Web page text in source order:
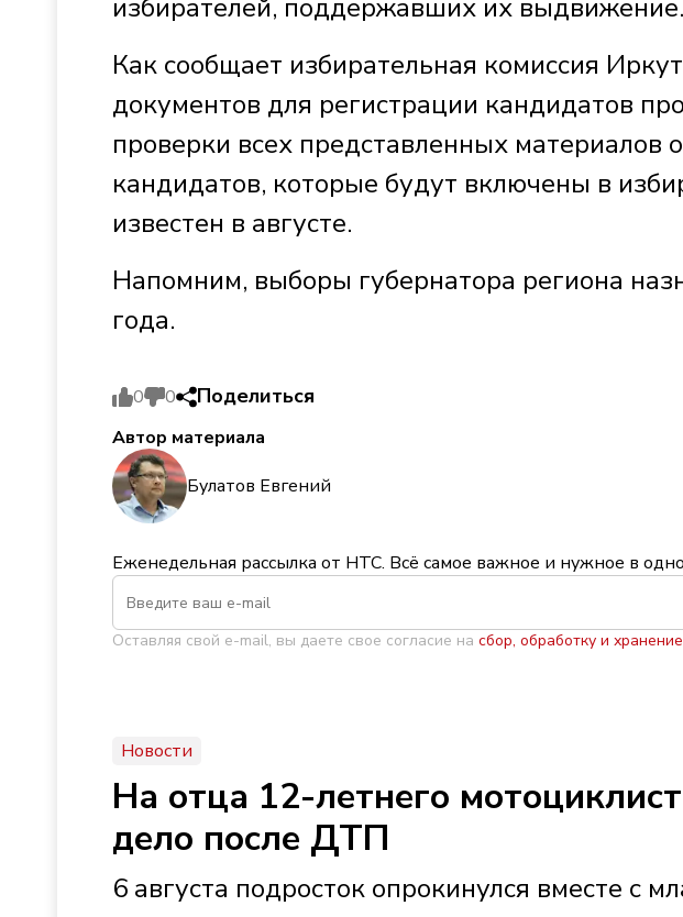
избирателей, поддержавших их выдвижение.
Как сообщает избирательная комиссия
документов для регистрации кандидатов
проверки всех представленных материалов
кандидатов, которые будут включены в
известен в августе.
Напомним, выборы губернатора региона
года.
0 0 Поделиться
Автор материала
Булатов Евгений
Еженедельная рассылка от НТС. Всё самое важное и нужное в
Оставляя свой e-mail, вы даете свое согласие на сбор, обработку и
Новости
На отца 12-летнего
дело после ДТП
6 августа подросток опрокинулся вместе с